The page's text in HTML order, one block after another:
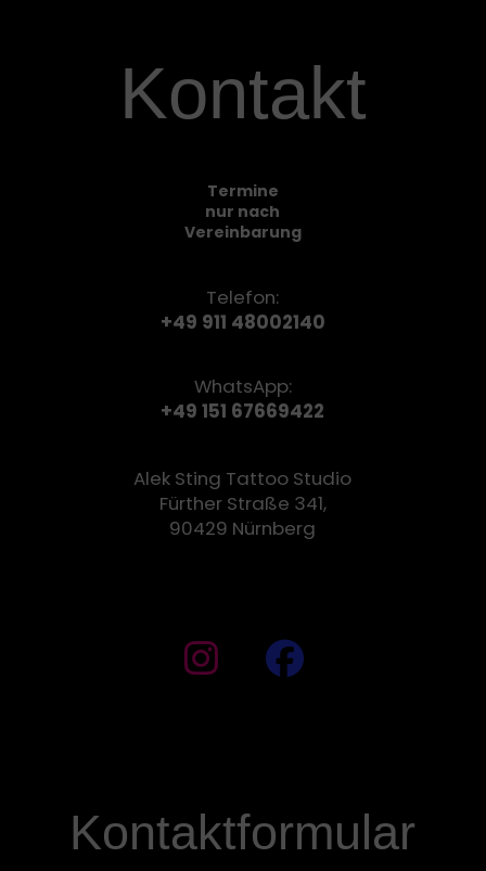
Kontakt
Termine
nur nach
Vereinbarung
Telefon:
+49 911 48002140
WhatsApp:
+49 151 67669422
Alek Sting Tattoo Studio
Fürther Straße 341,
90429 Nürnberg
Kontaktformular